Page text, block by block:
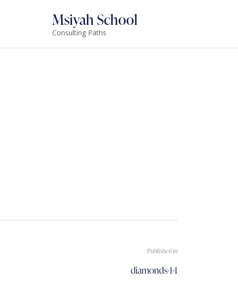
Msiyah School
Consulting Paths
تصفّح
المقالات
Published in
Previous
diamonds-1-1